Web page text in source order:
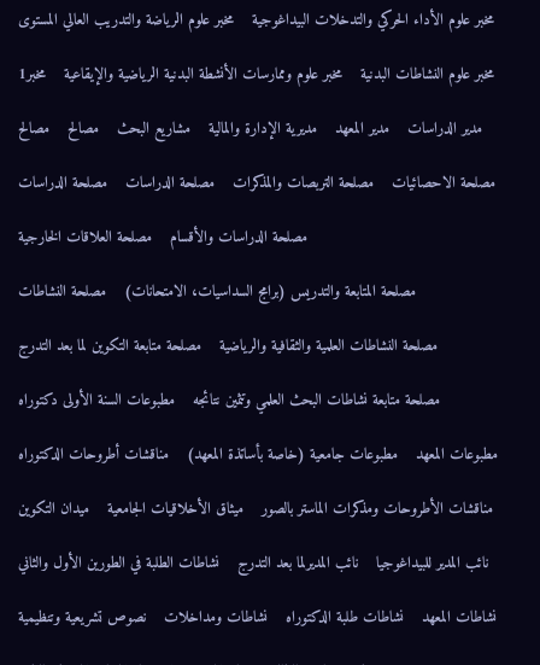
مخبر علوم الأداء الحركي والتدخلات البيداغوجية
مخبر علوم الرياضة والتدريب العالي المستوى
مخبر علوم النشاطات البدنية
مخبر علوم وممارسات الأنشطة البدنية الرياضية والإيقاعية
مخبر1
مدير الدراسات
مدير المعهد مديرية الإدارة والمالية مشاريع البحث مصالح
مصالح
مصلحة الاحصائيات
مصلحة التربصات والمذكرات مصلحة الدراسات
مصلحة الدراسات
مصلحة الدراسات والأقسام
مصلحة العلاقات الخارجية
مصلحة المتابعة والتدريس (برامج السداسيات، الامتحانات)
مصلحة النشاطات
مصلحة النشاطات العلمية والثقافية والرياضية
مصلحة متابعة التكوين لما بعد التدرج
مصلحة متابعة نشاطات البحث العلمي وتثمين نتائجه
مطبوعات السنة الأولى دكتوراه
مطبوعات المعهد
مطبوعات جامعية (خاصة بأساتذة المعهد)
مناقشات أطروحات الدكتوراه
مناقشات الأطروحات ومذكرات الماستر بالصور
ميثاق الأخلاقيات الجامعية
ميدان التكوين
نائب المدير للبيداغوجيا
نائب المديرلما بعد التدرج
نشاطات الطلبة في الطورين الأول والثاني
نشاطات المعهد
نشاطات طلبة الدكتوراه نشاطات ومداخلات
نصوص تشريعية وتنظيمية